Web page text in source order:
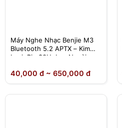
Máy Nghe Nhạc Benjie M3
Bluetooth 5.2 APTX – Kim
Loại, Pin 80H, Loa Ngoài,
40,000 đ ~ 650,000 đ